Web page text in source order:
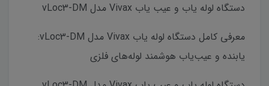
دستگاه لوله یاب و عیب یاب Vivax مدل vLoc3-DM
معرفی کامل دستگاه لوله یاب Vivax مدل vLoc3-DM:
یابنده و عیب‌یاب هوشمند لوله‌های فلزی